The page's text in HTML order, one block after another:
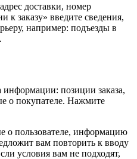
доставки, номер
к заказу» введите сведения,
например: подъезды в
информации: позиции заказа,
о покупателе. Нажмите
о пользователе, информацию
вам повторить к вводу
условия вам не подходят,